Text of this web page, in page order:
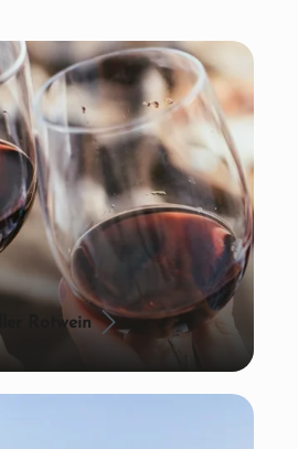
Rotwein